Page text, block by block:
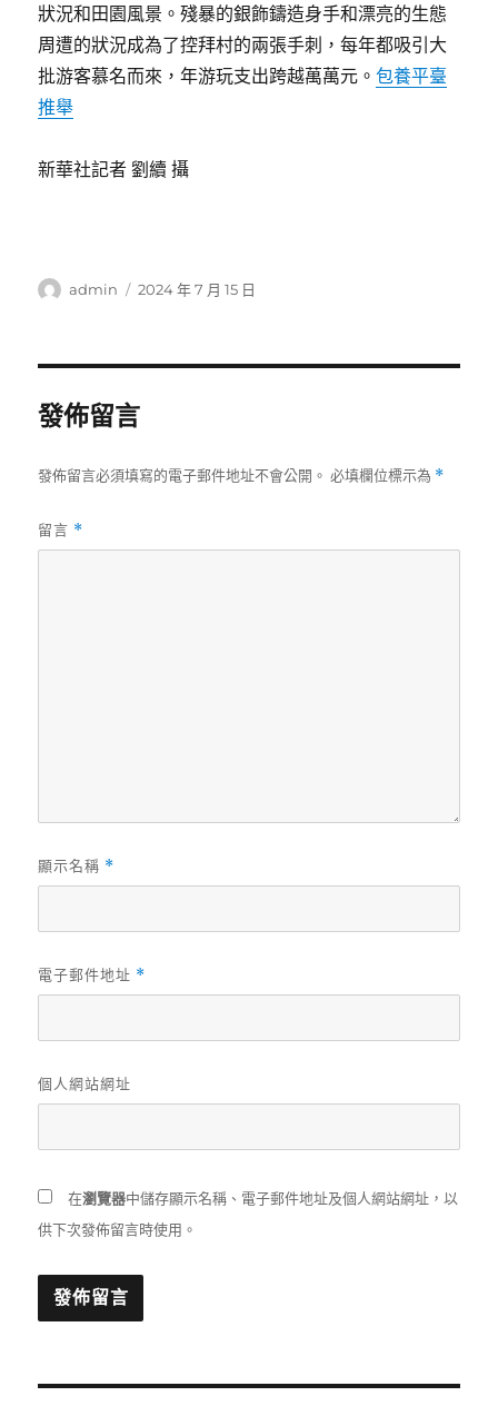
狀況和田園風景。殘暴的銀飾鑄造身手和漂亮的生態
周遭的狀況成為了控拜村的兩張手刺，每年都吸引大
批游客慕名而來，年游玩支出跨越萬萬元。包養平臺
推舉
新華社記者 劉續 攝
作
admin
發
2024 年 7 月 15 日
發佈留言
發佈留言必須填寫的電子郵件地址不會公開。 必填欄位標示為 *
留言 *
顯示名稱 *
電子郵件地址 *
個人網站網址
在瀏覽器中儲存顯示名稱、電子郵件地址及個人網站網址，以
供下次發佈留言時使用。